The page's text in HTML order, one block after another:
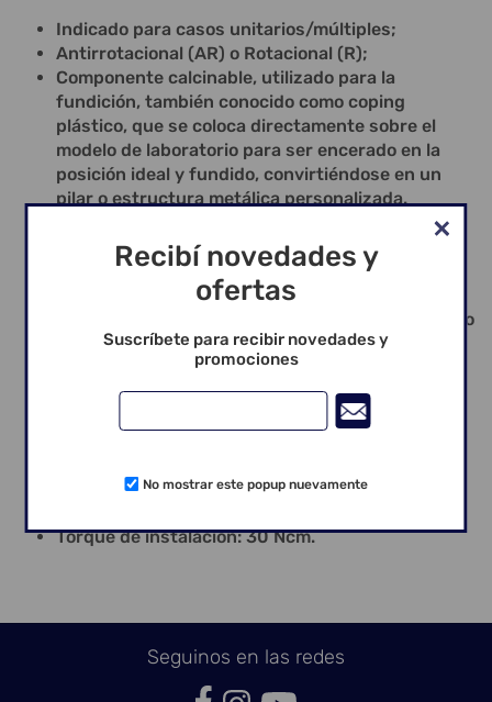
Indicado para casos unitarios/múltiples;
Antirrotacional (AR) o Rotacional (R);
Componente calcinable, utilizado para la
fundición, también conocido como coping
plástico, que se coloca directamente sobre el
modelo de laboratorio para ser encerado en la
posición ideal y fundido, convirtiéndose en un
pilar o estructura metálica personalizada.
implante;
La mejor indicación para la confección de pilares
Componente versátil, que puede ser cementado o
atornillado, aplicado para overdenture, protocolo
y elementos unitarios/múltiples;
Incluye tornillo definitivo;
Instalación Transfer de Moldeador Abierto: Llave
Fricción n°3;
Torque de instalación: 30 Ncm.
Seguinos en las redes
Recibí novedades y
ofertas
Suscríbete para recibir novedades y
promociones
No mostrar este popup nuevamente